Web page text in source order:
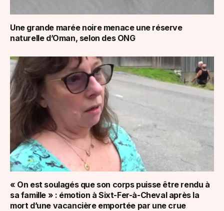
Une grande marée noire menace une réserve
naturelle d’Oman, selon des ONG
« On est soulagés que son corps puisse être rendu à
sa famille » : émotion à Sixt-Fer-à-Cheval après la
mort d’une vacancière emportée par une crue